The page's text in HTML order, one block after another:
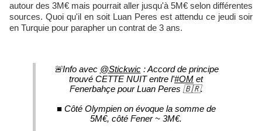
autour des 3M€ mais pourrait aller jusqu'à 5M€ selon différentes
sources. Quoi qu'il en soit Luan Peres est attendu ce jeudi soir
en Turquie pour parapher un contrat de 3 ans.
🚨Info avec @Stickwic: Accord de principe
trouvé CETTE NUIT entre l'#OM et
Fenerbahçe pour Luan Peres 🇧🇷.
■ Côté Olympien on évoque la somme de
5M€, côté Fener ~ 3M€.